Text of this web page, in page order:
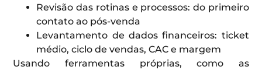
Revisão das rotinas e processos: do primeiro
contato ao pós-venda
Levantamento de dados financeiros: ticket
médio, ciclo de vendas, CAC e margem
Usando ferramentas próprias, como as